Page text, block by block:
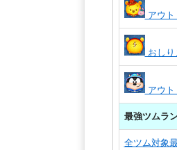
アウト
おしり
アウト
最強ツムラ
全ツム対象